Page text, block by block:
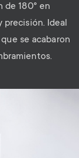
de 180° en
precisión. Ideal
se acabaron